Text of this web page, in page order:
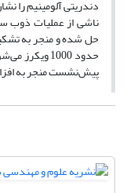
ناشی از عملیات
حدود 1000
پیش‌نشست منجر به